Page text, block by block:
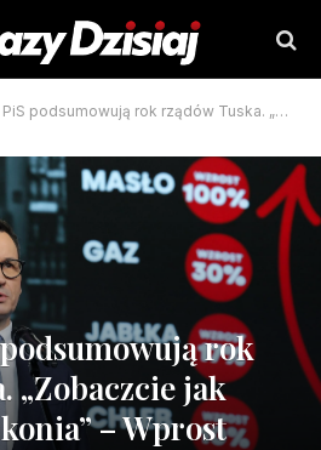
rok rządów Tuska. „Zobaczcie jak zrobili was w konia” – Wprost
podsumowują rok
„Zobaczcie jak
– Wprost